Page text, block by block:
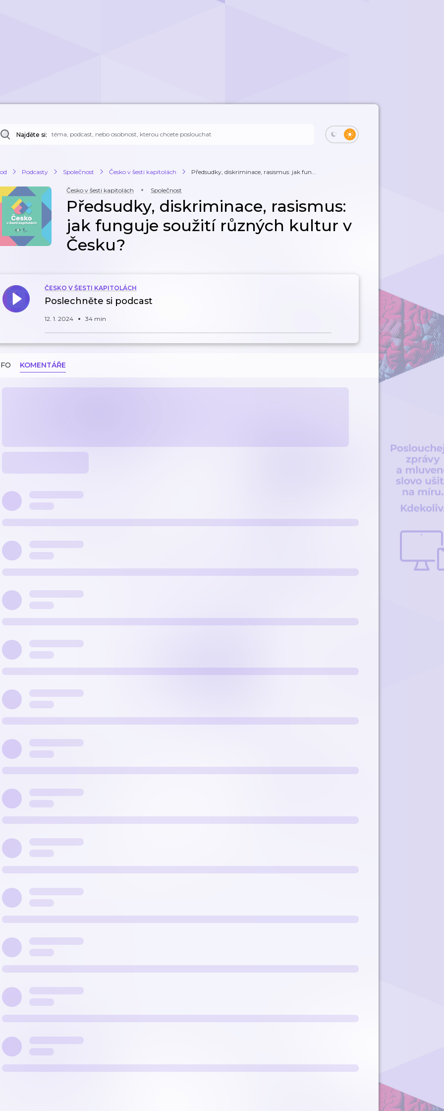
Najděte si:
Podcasty Společnost Česko v šesti kapitolách Předsudky, diskriminace, rasismus: jak fun...
Česko v šesti kapitolách Společnost
Předsudky, diskriminace, rasismus:
jak funguje soužití různých kultur v
Česku?
ČESKO V ŠESTI KAPITOLÁCH
Poslechněte si podcast
12. 1. 2024 34 min
KOMENTÁŘE